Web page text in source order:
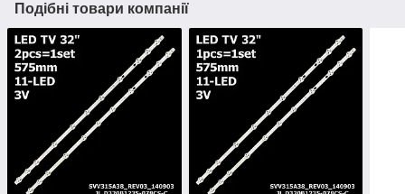
Подібні товари компанії